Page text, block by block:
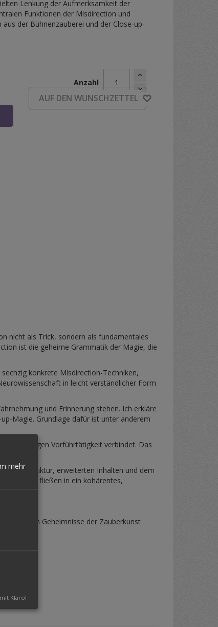
Lenkung der Aufmerksamkeit der
Funktionen der Misdirection und
der Bühnenzauberei und der Close-up-
Anzahl
AUF DEN WUNSCHZETTEL
nicht als Trick, sondern als fundamentales
ist die geheime Grammatik der Magie, die
konkrete Misdirection-Techniken,
in leicht verständlicher Form
und Erinnerung stehen. Ich erkläre
Magie. Grundlage dafür ist unter anderem
Vorführtätigkeit verbindet. Das
tun.
neuer Struktur, erweiterten Inhalten und dem
anderer fließen in ein kohärentes,
tieferen Geheimnisse der Zauberkunst
mehr
Klaro!